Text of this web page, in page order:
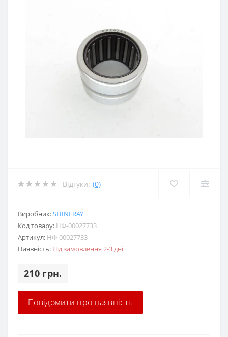
Відгуки: (0)
Виробник:SHINERAY
Код товару: НФ-00027733
Артикул: НФ-00027733
Наявність: Під замовлення 2-3 дні
210 грн.
Повідомити про наявність